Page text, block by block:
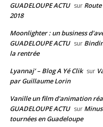
GUADELOUPE ACTU sur
2018
Moonlighter : un business
GUADELOUPE ACTU sur
la rentrée
Lyannaj’ – Blog A Yé Clik sur
par Guillaume Lorin
Vanille un film d'animation
GUADELOUPE ACTU sur
tournées en Guadeloupe